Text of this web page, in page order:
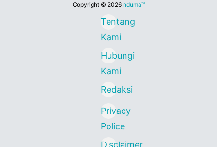
Copyright © 2026 nduma™
Tentang
Kami
Hubungi
Kami
Redaksi
Privacy
Police
Disclaimer